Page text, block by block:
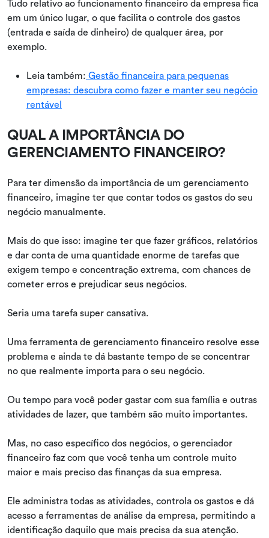
Tudo relativo ao funcionamento financeiro da empresa fica
em um único lugar, o que facilita o controle dos gastos
(entrada e saída de dinheiro) de qualquer área, por
exemplo.
Leia também: Gestão financeira para pequenas
empresas: descubra como fazer e manter seu negócio
rentável
QUAL A IMPORTÂNCIA DO
GERENCIAMENTO FINANCEIRO?
Para ter dimensão da importância de um gerenciamento
financeiro, imagine ter que contar todos os gastos do seu
negócio manualmente.
Mais do que isso: imagine ter que fazer gráficos, relatórios
e dar conta de uma quantidade enorme de tarefas que
exigem tempo e concentração extrema, com chances de
cometer erros e prejudicar seus negócios.
Seria uma tarefa super cansativa.
Uma ferramenta de gerenciamento financeiro resolve esse
problema e ainda te dá bastante tempo de se concentrar
no que realmente importa para o seu negócio.
Ou tempo para você poder gastar com sua família e outras
atividades de lazer, que também são muito importantes.
Mas, no caso específico dos negócios, o gerenciador
financeiro faz com que você tenha um controle muito
maior e mais preciso das finanças da sua empresa.
Ele administra todas as atividades, controla os gastos e dá
acesso a ferramentas de análise da empresa, permitindo a
identificação daquilo que mais precisa da sua atenção.